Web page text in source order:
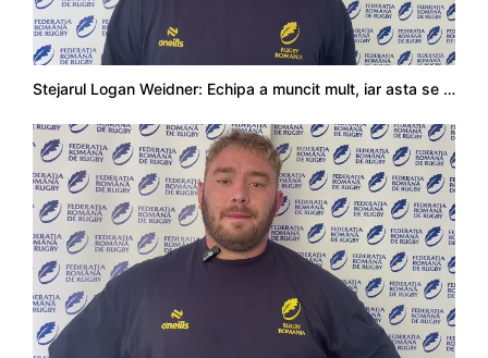
Stejarul Logan Weidner: Echipa a muncit mult, iar asta se va vedea în meciurile de la Nations Cup